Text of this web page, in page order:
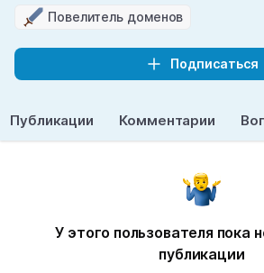
Повелитель доменов
Подписаться
Публикации Комментарии
У этого пользователя пока
публикации